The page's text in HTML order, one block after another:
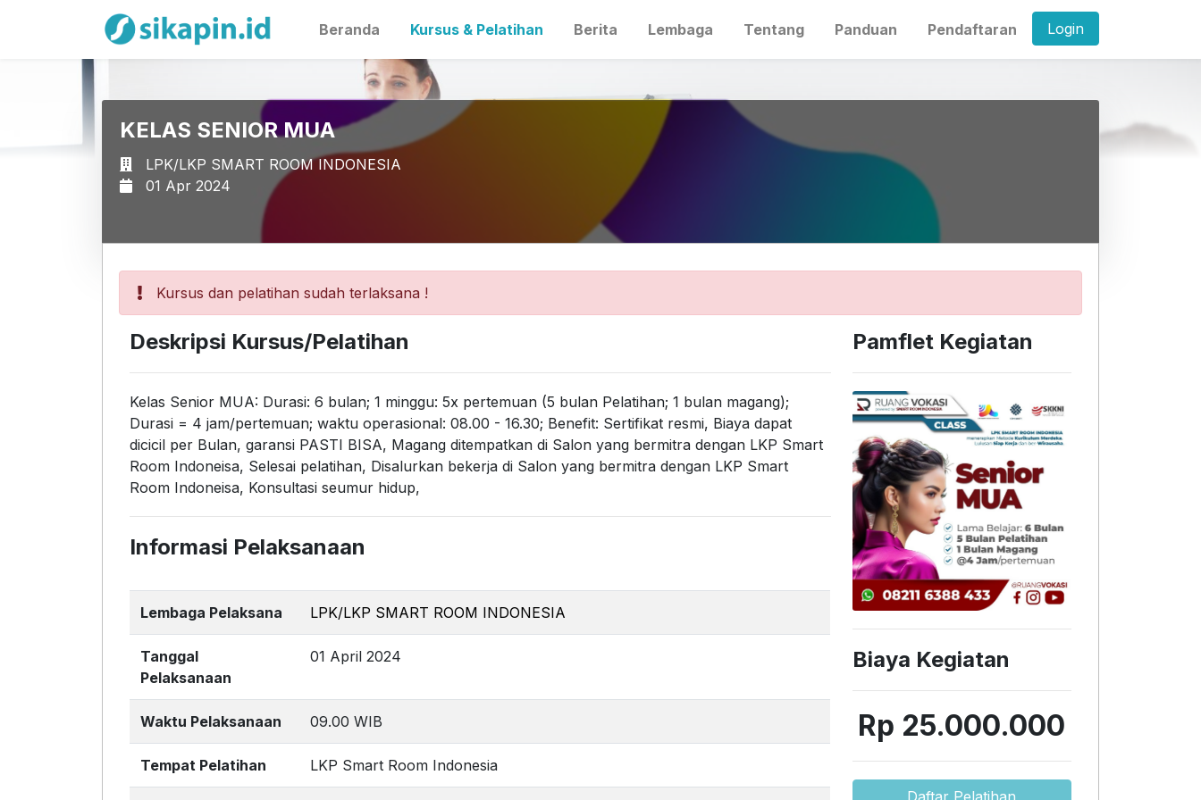
Beranda Kursus & Pelatihan Berita Lembaga Tentang Panduan Pendaftaran Login
KELAS SENIOR MUA
LPK/LKP SMART ROOM INDONESIA
01 Apr 2024
Kursus dan pelatihan sudah terlaksana !
Deskripsi Kursus/Pelatihan
Kelas Senior MUA: Durasi: 6 bulan; 1 minggu: 5x pertemuan (5 bulan Pelatihan; 1 bulan magang);
Durasi = 4 jam/pertemuan; waktu operasional: 08.00 - 16.30; Benefit: Sertifikat resmi, Biaya dapat
dicicil per Bulan, garansi PASTI BISA, Magang ditempatkan di Salon yang bermitra dengan LKP Smart
Room Indoneisa, Selesai pelatihan, Disalurkan bekerja di Salon yang bermitra dengan LKP Smart
Room Indoneisa, Konsultasi seumur hidup,
Informasi Pelaksanaan
Lembaga Pelaksana LPK/LKP SMART ROOM INDONESIA
Tanggal
Pelaksanaan
01 April 2024
Waktu Pelaksanaan 09.00 WIB
Tempat Pelatihan LKP Smart Room Indonesia
Pamflet Kegiatan
Biaya Kegiatan
Rp 25.000.000
Daftar Pelatihan